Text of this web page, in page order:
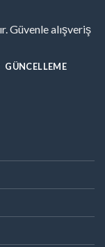
Güvenle alışveriş
GÜNCELLEME